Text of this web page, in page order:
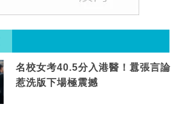
名校女考40.5分入港醫！囂張言論
惹洗版下場極震撼